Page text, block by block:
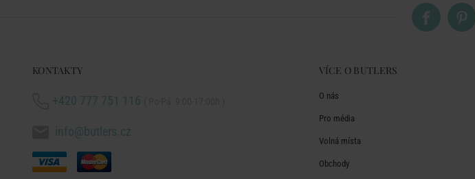
KONTAKTY
+420 777 751 116
info@butlers.cz
VÍCE O BUTLERS
O nás
Pro média
Volná místa
Obchody